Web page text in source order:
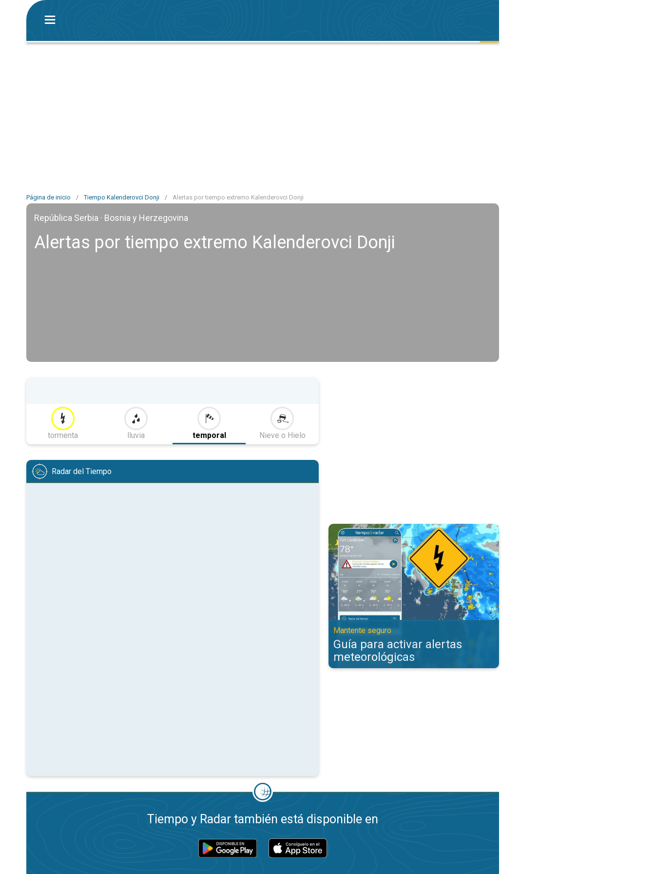
Página de inicio / Tiempo Kalenderovci Donji / Alertas por tiempo extremo Kalenderovci Donji
República Serbia · Bosnia y Herzegovina
Alertas por tiempo extremo Kalenderovci Donji
tormenta lluvia temporal Nieve o Hielo
Radar del Tiempo
Guía para activar alertas meteorológicas. Mantente seguro. . .
Mantente seguro
Guía para activar alertas
meteorológicas
Tiempo y Radar también está disponible en